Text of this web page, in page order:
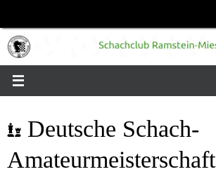
springen
Deutsche Schach-
Amateurmeisterschaft